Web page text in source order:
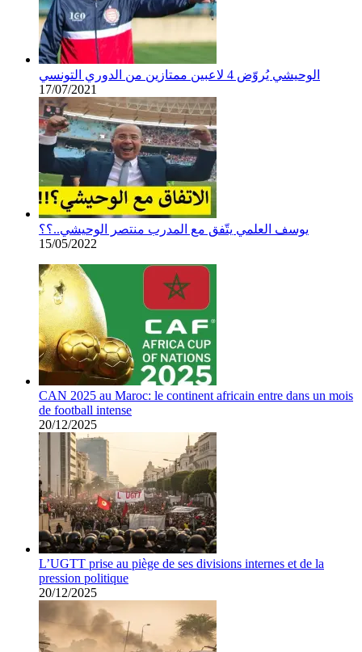
الوحيشي يُروّض 4 لاعبين ممتازين من الدوري التونسي
17/07/2021
يوسف العلمي يتّفق مع المدرب منتصر الوحيشي..؟؟
15/05/2022
CAN 2025 au Maroc: le continent africain entre dans un mois
de football intense
20/12/2025
L’UGTT prise au piège de ses divisions internes et de la
pression politique
20/12/2025